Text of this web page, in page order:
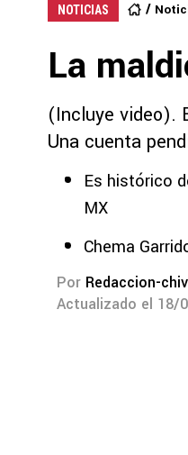
NOTICIAS
La
(Incluye video).
Una cuenta
Es histórico
MX
Chema
Por Redaccion-
Actualizado el 18/